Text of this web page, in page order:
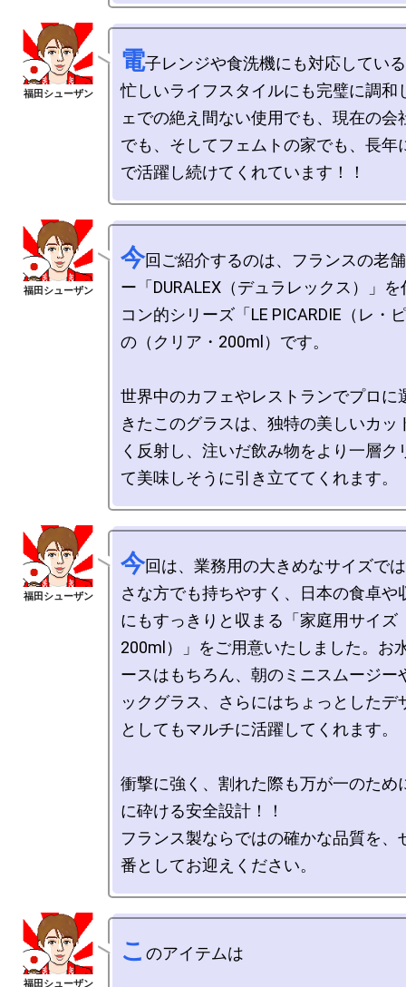
電子レンジや食洗機にも対応してい
忙しいライフスタイルにも完璧に調和
ェでの絶え間ない使用でも、現在の会
でも、そしてフェムトの家でも、長年
今回ご紹介するのは、フランスの老
ー「DURALEX（デュラレックス）」
コン的シリーズ「LE PICARDIE（レ・
の（クリア・200ml）です。
世界中のカフェやレストランでプロに
きたこのグラスは、独特の美しいカッ
く反射し、注いだ飲み物をより一層ク
今回は、業務用の大きめなサイズで
さな方でも持ちやすく、日本の食卓や
にもすっきりと収まる「家庭用サイズ
200ml）」をご用意いたしました。お
ースはもちろん、朝のミニスムージー
ックグラス、さらにはちょっとしたデ
としてもマルチに活躍してくれます。
衝撃に強く、割れた際も万が一のため
に砕ける安全設計！！
フランス製ならではの確かな品質を、
こ のアイテムは